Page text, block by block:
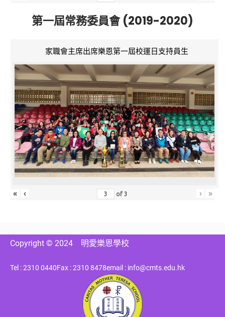
第一屆常務委員會 (2019-2020)
家職會主席出席樂恩第一屆校運日支持員生
« ‹ of3 › »
Copyright © 2024 明愛樂恩學校
Tel : 2310 0440Fax : 2310 8478email : info@cmts.edu.hk